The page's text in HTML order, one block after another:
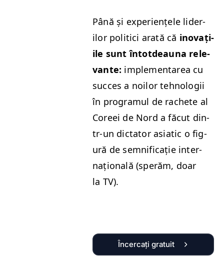
Până și expe­riențele lid­er­
ilor politi­ci arată că ino­vați­
ile sunt întot­deau­na rel­e­
vante: imple­mentarea cu
suc­ces a noilor tehnologii
în pro­gra­mul de rachete al
Coreei de Nord a făcut din­
tr-un dic­ta­tor asi­at­ic o fig­
ură de sem­nifi­cație inter­
națion­ală (sperăm, doar
la TV).
Încercați gratuit